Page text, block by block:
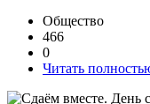
Общество
466
0
Читать